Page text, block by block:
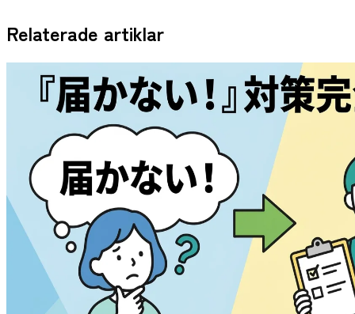
Relaterade artiklar